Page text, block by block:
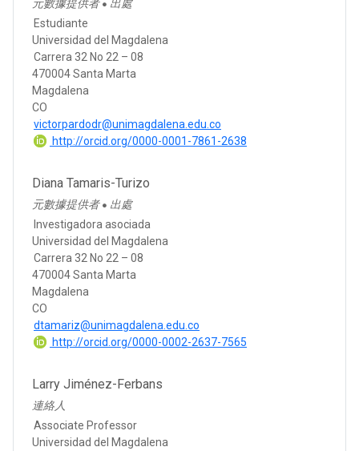
元數據提供者 ● 出處
Estudiante
Universidad del Magdalena
Carrera 32 No 22 – 08
470004 Santa Marta
Magdalena
CO
victorpardodr@unimagdalena.edu.co
http://orcid.org/0000-0001-7861-2638
Diana Tamaris-Turizo
元數據提供者 ● 出處
Investigadora asociada
Universidad del Magdalena
Carrera 32 No 22 – 08
470004 Santa Marta
Magdalena
CO
dtamariz@unimagdalena.edu.co
http://orcid.org/0000-0002-2637-7565
Larry Jiménez-Ferbans
連絡人
Associate Professor
Universidad del Magdalena